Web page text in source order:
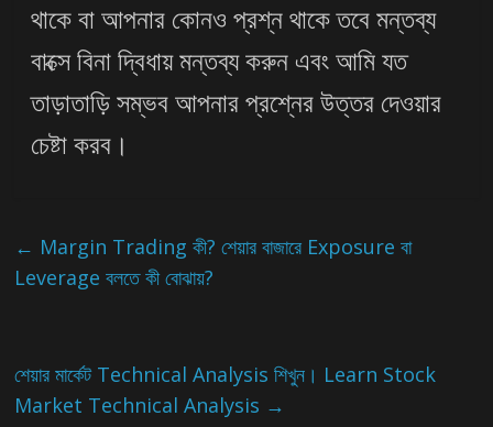
থাকে বা আপনার কোনও প্রশ্ন থাকে তবে মন্তব্য
বাক্সে বিনা দ্বিধায় মন্তব্য করুন এবং আমি যত
তাড়াতাড়ি সম্ভব আপনার প্রশ্নের উত্তর দেওয়ার
চেষ্টা করব।
← Margin Trading কী? শেয়ার বাজারে Exposure বা
Leverage বলতে কী বোঝায়?
শেয়ার মার্কেট Technical Analysis শিখুন। Learn Stock
Market Technical Analysis →